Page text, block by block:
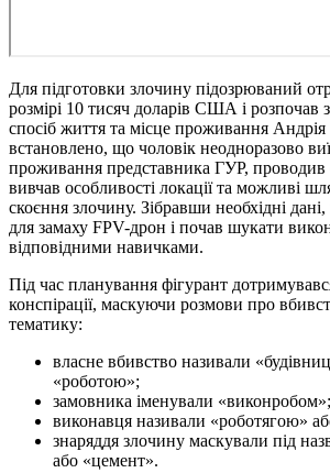
Для підготовки злочину підозрюваний
розмірі 10 тисяч доларів США і розпочав
спосіб життя та місце проживання
встановлено, що чоловік неодноразово
проживання представника ГУР, проводив
вивчав особливості локації та можливі
скоєння злочину. Зібравши необхідні
для замаху FPV-дрон і почав шукати
відповідними навичками.
Під час планування фігурант
конспірації, маскуючи розмови про
тематику:
власне вбивство називали
«роботою»;
замовника іменували «виконробом»;
виконавця називали «роботягою»
знаряддя злочину маскували під
або «цемент».